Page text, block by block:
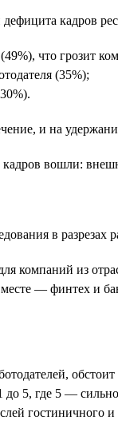
кадров
что грозит
(35%);
и на
вошли:
в
компаний из
— финтех и
до 5, где 5 —
гостиничного